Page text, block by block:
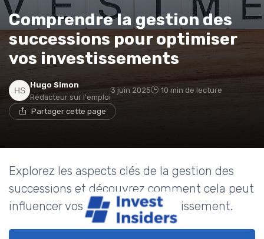
Comprendre la gestion des
successions pour optimiser
vos investissements
Hugo Simon
Rédacteur sur l'emploi
3 juin 2025 10 min de lecture
Partager cette page
Explorez les aspects clés de la gestion des
successions et découvrez comment cela peut
influencer vos décisions d'investissement.